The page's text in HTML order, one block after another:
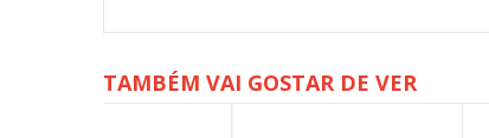
TAMBÉM VAI GOSTAR DE VER